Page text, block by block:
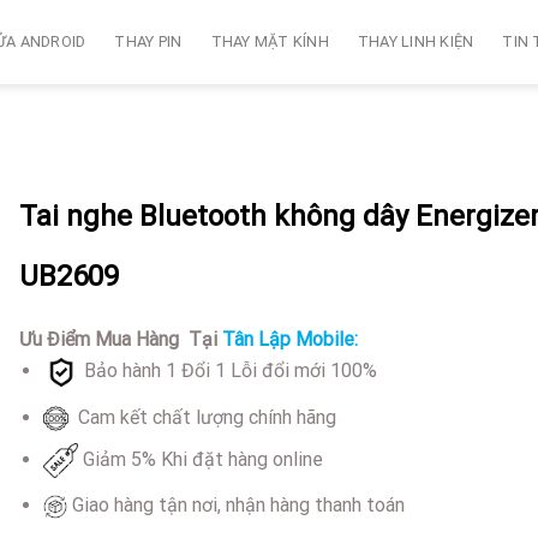
ANDROID THAY PIN THAY MẶT KÍNH THAY LINH KIỆN TIN
Tai nghe Bluetooth không dây
UB2609
Ưu Điểm Mua Hàng Tại Tân Lập Mobile:
Bảo hành 1 Đổi 1 Lỗi đổi mới 100%
Cam kết chất lượng chính hãng
Giảm 5% Khi đặt hàng online
Giao hàng tận nơi, nhận hàng thanh toán